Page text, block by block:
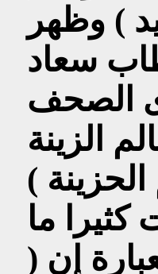
) وظهر
سعاد
الصحف
الزينة
ما
إن (